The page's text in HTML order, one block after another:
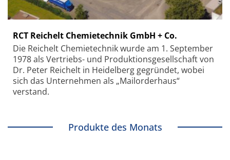
RCT Reichelt Chemietechnik GmbH + Co.
Die Reichelt Chemietechnik wurde am 1. September
1978 als Vertriebs- und Produktionsgesellschaft von
Dr. Peter Reichelt in Heidelberg gegründet, wobei
sich das Unternehmen als „Mailorderhaus“
verstand.
Produkte des Monats